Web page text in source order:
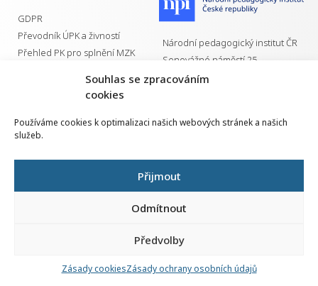
Souhlas se zpracováním
cookies
Používáme cookies k optimalizaci našich webových stránek a našich
služeb.
Přijmout
Odmítnout
Předvolby
Zásady cookiesZásady ochrany osobních údajů
GDPR
Převodník ÚPK a živností
Přehled PK pro splnění MZK
Národní pedagogický institut ČR
Senovážné náměstí 25
110 00 Praha 1